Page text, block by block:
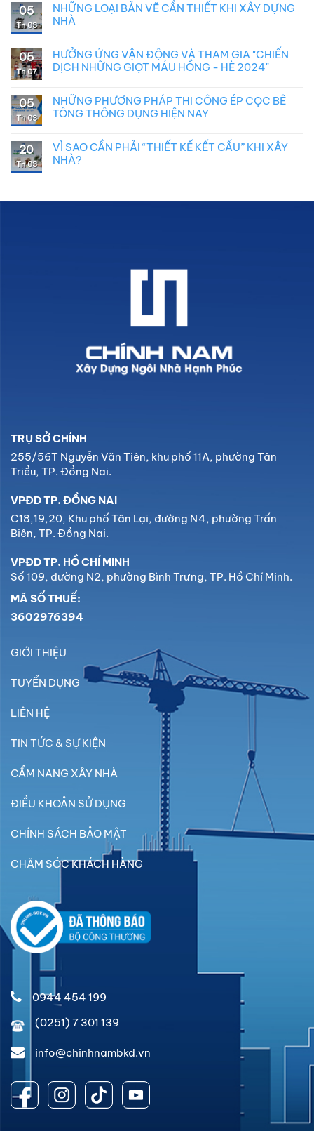
05
Th 03
NHỮNG LOẠI BẢN VẼ CẦN THIẾT KHI XÂY DỰNG
NHÀ
05
Th 07
HƯỞNG ỨNG VẬN ĐỘNG VÀ THAM GIA "CHIẾN
DỊCH NHỮNG GIỌT MÁU HỒNG - HÈ 2024"
05
Th 03
NHỮNG PHƯƠNG PHÁP THI CÔNG ÉP CỌC BÊ
TÔNG THÔNG DỤNG HIỆN NAY
20
Th 03
VÌ SAO CẦN PHẢI “THIẾT KẾ KẾT CẤU” KHI XÂY
NHÀ?
TRỤ SỞ CHÍNH
255/56T Nguyễn Văn Tiên, khu phố 11A, phường Tân
Triều, TP. Đồng Nai.
VPĐD TP. ĐỒNG NAI
C18,19,20, Khu phố Tân Lại, đường N4, phường Trấn
Biên, TP. Đồng Nai.
VPĐD TP. HỒ CHÍ MINH
Số 109, đường N2, phường Bình Trưng, TP. Hồ Chí Minh.
MÃ SỐ THUẾ:
3602976394
GIỚI THIỆU
TUYỂN DỤNG
LIÊN HỆ
TIN TỨC & SỰ KIỆN
CẨM NANG XÂY NHÀ
ĐIỀU KHOẢN SỬ DỤNG
CHÍNH SÁCH BẢO MẬT
CHĂM SÓC KHÁCH HÀNG
0944 454 199
(0251) 7 301 139
info@chinhnambkd.vn